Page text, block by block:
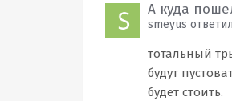
А куда
smeyus
тотальный
будут
будет стоить.